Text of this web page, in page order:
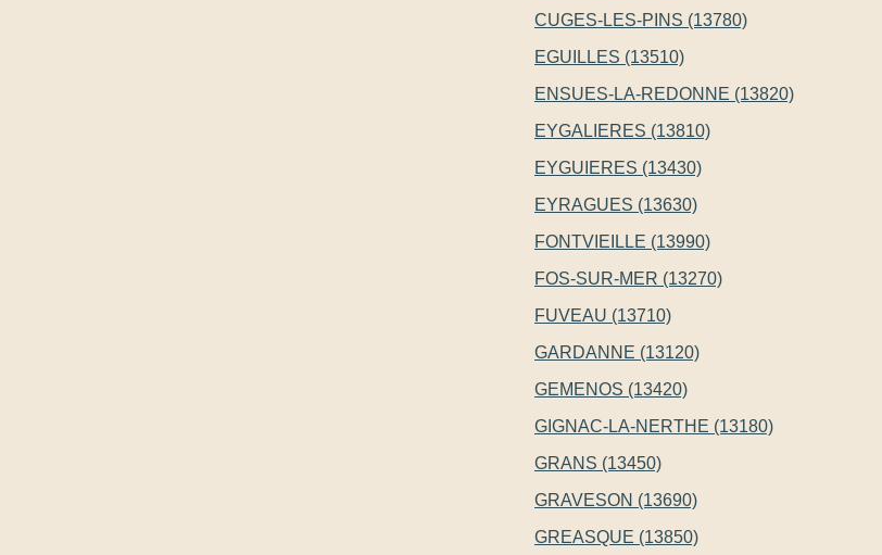
CUGES-LES-PINS (13780)
EGUILLES (13510)
ENSUES-LA-REDONNE (13820)
EYGALIERES (13810)
EYGUIERES (13430)
EYRAGUES (13630)
FONTVIEILLE (13990)
FOS-SUR-MER (13270)
FUVEAU (13710)
GARDANNE (13120)
GEMENOS (13420)
GIGNAC-LA-NERTHE (13180)
GRANS (13450)
GRAVESON (13690)
GREASQUE (13850)